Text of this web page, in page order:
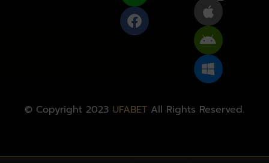
© Copyright 2023 UFABET All Rights Reserved.